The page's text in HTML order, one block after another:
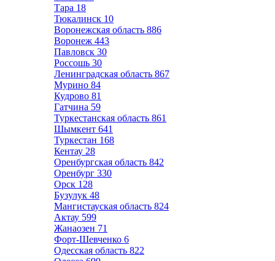
Тара 18
Тюкалинск 10
Воронежская область 886
Воронеж 443
Павловск 30
Россошь 30
Ленинградская область 867
Мурино 84
Кудрово 81
Гатчина 59
Туркестанская область 861
Шымкент 641
Туркестан 168
Кентау 28
Оренбургская область 842
Оренбург 330
Орск 128
Бузулук 48
Мангистауская область 824
Актау 599
Жанаозен 71
Форт-Шевченко 6
Одесская область 822